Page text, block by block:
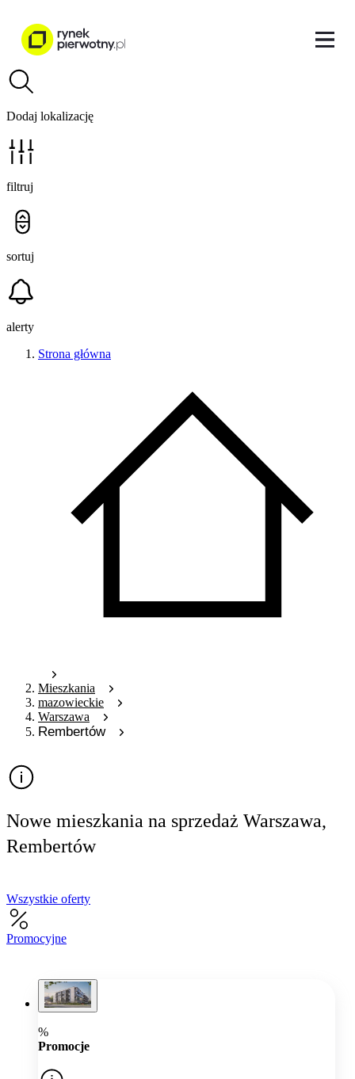
Dodaj lokalizację
filtruj
sortuj
alerty
Strona główna
Mieszkania
mazowieckie
Warszawa
Rembertów
Nowe mieszkania na sprzedaż Warszawa,
Rembertów
Wszystkie oferty
Promocyjne
%
Promocje